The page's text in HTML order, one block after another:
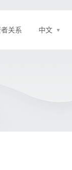
关系 中文